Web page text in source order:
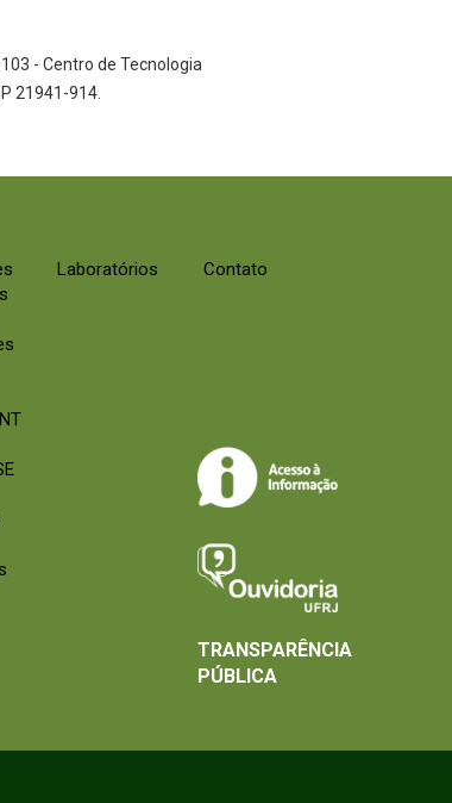
- Centro de Tecnologia
21941-914.
Laboratórios Contato
TRANSPARÊNCIA
PÚBLICA